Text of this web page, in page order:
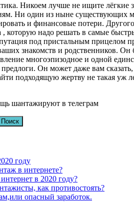
Никоем лучше не ищите лёгкие
Ни один из ныне существующих
и финансовые потери.
, которую надо решать в самые
под пристальным прицелом
знакомств и родственников.
многоэпизодное и одной
Он может даже вам
подходящую жертву не такая
году
в интернете?
в 2020 году?
как противостоять?
опасный заработок.